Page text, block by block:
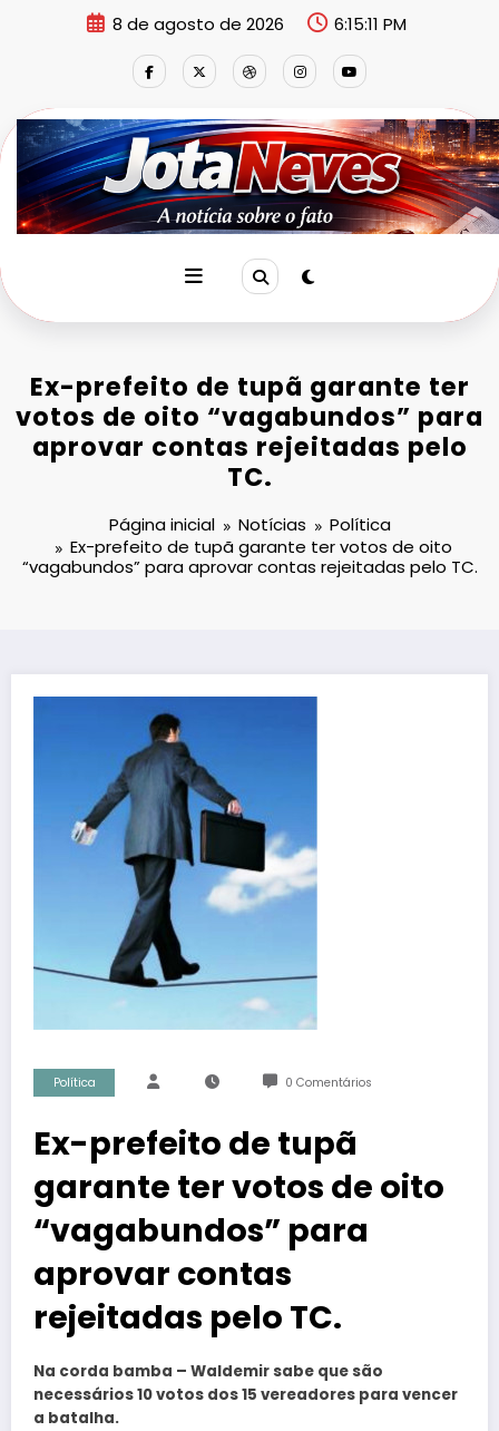
8 de agosto de 2026 6:15:12 PM
Ex-prefeito de tupã garante ter
votos de oito “vagabundos” para
aprovar contas rejeitadas pelo
TC.
Página inicial Notícias
Política
Ex-prefeito de tupã garante ter votos de oito
“vagabundos” para aprovar contas rejeitadas pelo TC.
Política 0 Comentários
Ex-prefeito de tupã
garante ter votos de oito
“vagabundos” para
aprovar contas
rejeitadas pelo TC.
Na corda bamba – Waldemir sabe que são
necessários 10 votos dos 15 vereadores para vencer
a batalha.